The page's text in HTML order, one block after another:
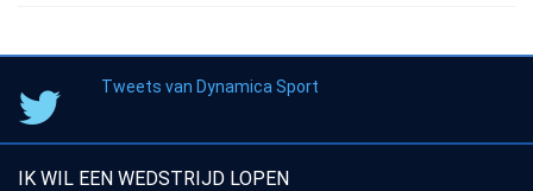
Tweets van Dynamica Sport
IK WIL EEN WEDSTRIJD LOPEN